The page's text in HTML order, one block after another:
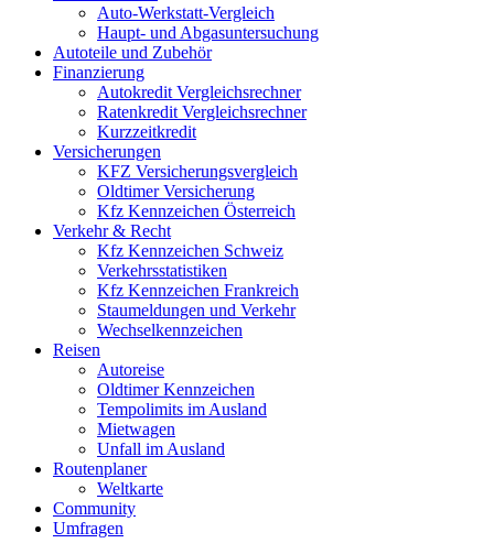
Auto-Werkstatt-Vergleich
Haupt- und Abgasuntersuchung
Autoteile und Zubehör
Finanzierung
Autokredit Vergleichsrechner
Ratenkredit Vergleichsrechner
Kurzzeitkredit
Versicherungen
KFZ Versicherungsvergleich
Oldtimer Versicherung
Kfz Kennzeichen Österreich
Verkehr & Recht
Kfz Kennzeichen Schweiz
Verkehrsstatistiken
Kfz Kennzeichen Frankreich
Staumeldungen und Verkehr
Wechselkennzeichen
Reisen
Autoreise
Oldtimer Kennzeichen
Tempolimits im Ausland
Mietwagen
Unfall im Ausland
Routenplaner
Weltkarte
Community
Umfragen